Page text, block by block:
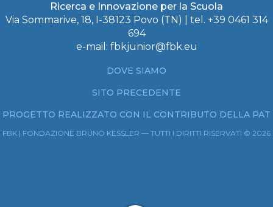
Ricerca e Innovazione per la Scuola
Via Sommarive, 18, I-38123 Povo (TN) | tel. +39 0461 314
694
e-mail: fbkjunior@fbk.eu
DOVE SIAMO
SITO PRECEDENTE
PROGETTO REALIZZATO CON IL CONTRIBUTO DELLA PAT
FBK | FONDAZIONE BRUNO KESSLER — TUTTI I DIRITTI RISERVATI © 2026